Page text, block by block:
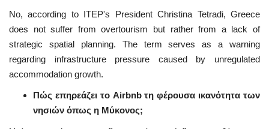
No, according to ITEP's President Christina Tetradi, Greece
does not suffer from overtourism but rather from a lack of
strategic spatial planning. The term serves as a warning
regarding infrastructure pressure caused by unregulated
accommodation growth.
Πώς επηρεάζει το Airbnb τη φέρουσα ικανότητα των
νησιών όπως η Μύκονος;